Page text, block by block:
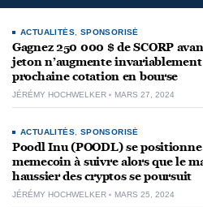
ACTUALITÉS SPONSORISÉ
Gagnez 250 000 $ de SCORP
jeton n’augmente
prochaine cotation en bourse
JÉRÉMY HOCHWELKER MARS 27, 2024
ACTUALITÉS SPONSORISÉ
Poodl Inu (POODL) se
memecoin à suivre alors que le
haussier des cryptos se poursuit
JÉRÉMY HOCHWELKER MARS 25, 2024